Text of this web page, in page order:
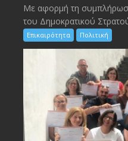
Με αφορμή τη
του Δημοκρατικού
Επικαιρότητα Πολιτική